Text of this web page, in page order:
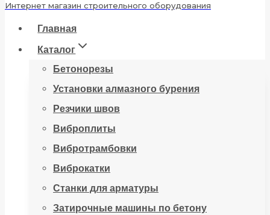
Интернет магазин строительного оборудования
Главная
Каталог
Бетонорезы
Установки алмазного бурения
Резчики швов
Виброплиты
Вибротрамбовки
Виброкатки
Станки для арматуры
Затирочные машины по бетону